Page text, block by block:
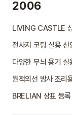
2006
LIVING CASTLE
전사지 코팅 실용 신
다양한 무늬 용기 실
원적외선 방사 조리
BRELIAN 상표 등록